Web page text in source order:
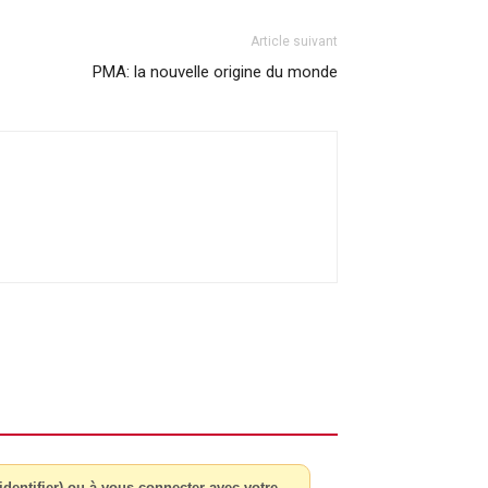
Article suivant
PMA: la nouvelle origine du monde